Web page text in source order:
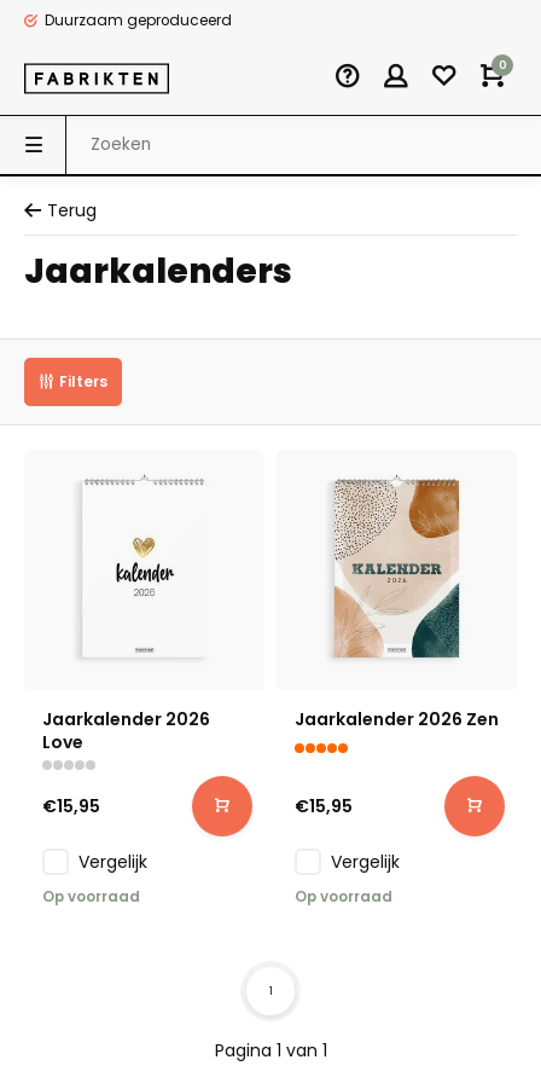
Duurzaam geproduceerd
0
Terug
Jaarkalenders
Filters
Jaarkalender 2026
Love
€15,95
Vergelijk
Op voorraad
Jaarkalender 2026 Zen
€15,95
Vergelijk
Op voorraad
Pagina 1 van 1
1